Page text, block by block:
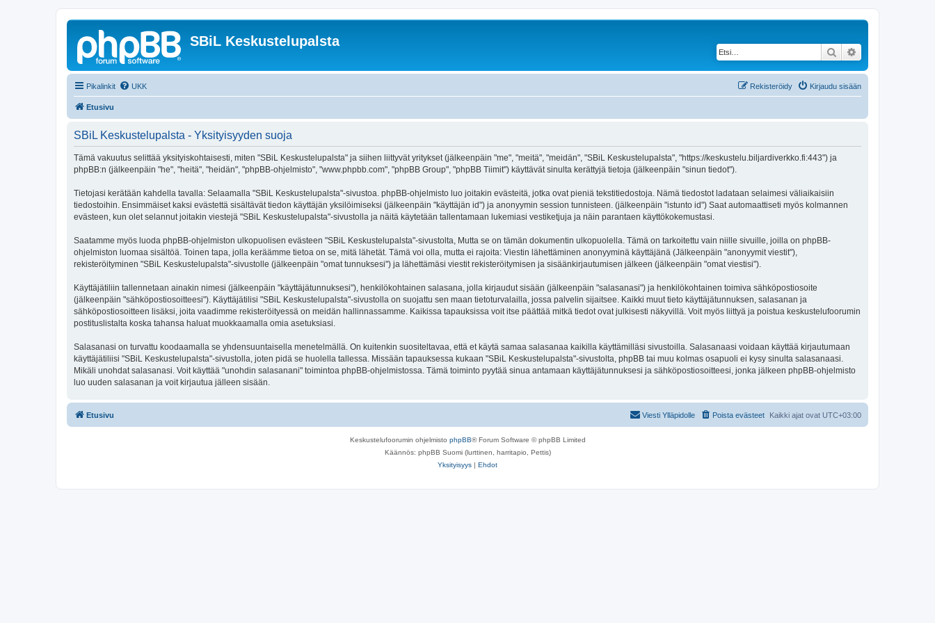
SBiL Keskustelupalsta
Etsi
Pikalinkit UKK Kirjaudu sisään
Rekisteröidy
Etusivu
SBiL Keskustelupalsta - Yksityisyyden suoja
Tämä vakuutus selittää yksityiskohtaisesti, miten "SBiL Keskustelupalsta" ja siihen liittyvät yritykset (jälkeenpäin "me", "meitä", "meidän", "SBiL Keskustelupalsta", "https://keskustelu.biljardiverkko.fi:443") ja
phpBB:n (jälkeenpäin "he", "heitä", "heidän", "phpBB-ohjelmisto", "www.phpbb.com", "phpBB Group", "phpBB Tiimit") käyttävät sinulta kerättyjä tietoja (jälkeenpäin "sinun tiedot").
Tietojasi kerätään kahdella tavalla: Selaamalla "SBiL Keskustelupalsta"-sivustoa. phpBB-ohjelmisto luo joitakin evästeitä, jotka ovat pieniä tekstitiedostoja. Nämä tiedostot ladataan selaimesi väliaikaisiin
tiedostoihin. Ensimmäiset kaksi evästettä sisältävät tiedon käyttäjän yksilöimiseksi (jälkeenpäin "käyttäjän id") ja anonyymin session tunnisteen. (jälkeenpäin "istunto id") Saat automaattiseti myös kolmannen
evästeen, kun olet selannut joitakin viestejä "SBiL Keskustelupalsta"-sivustolla ja näitä käytetään tallentamaan lukemiasi vestiketjuja ja näin parantaen käyttökokemustasi.
Saatamme myös luoda phpBB-ohjelmiston ulkopuolisen evästeen "SBiL Keskustelupalsta"-sivustolta, Mutta se on tämän dokumentin ulkopuolella. Tämä on tarkoitettu vain niille sivuille, joilla on phpBB-
ohjelmiston luomaa sisältöä. Toinen tapa, jolla keräämme tietoa on se, mitä lähetät. Tämä voi olla, mutta ei rajoita: Viestin lähettäminen anonyyminä käyttäjänä (Jälkeenpäin "anonyymit viestit"),
rekisteröityminen "SBiL Keskustelupalsta"-sivustolle (jälkeenpäin "omat tunnuksesi") ja lähettämäsi viestit rekisteröitymisen ja sisäänkirjautumisen jälkeen (jälkeenpäin "omat viestisi").
Käyttäjätiliin tallennetaan ainakin nimesi (jälkeenpäin "käyttäjätunnuksesi"), henkilökohtainen salasana, jolla kirjaudut sisään (jälkeenpäin "salasanasi") ja henkilökohtainen toimiva sähköpostiosoite
(jälkeenpäin "sähköpostiosoitteesi"). Käyttäjätilisi "SBiL Keskustelupalsta"-sivustolla on suojattu sen maan tietoturvalailla, jossa palvelin sijaitsee. Kaikki muut tieto käyttäjätunnuksen, salasanan ja
sähköpostiosoitteen lisäksi, joita vaadimme rekisteröityessä on meidän hallinnassamme. Kaikissa tapauksissa voit itse päättää mitkä tiedot ovat julkisesti näkyvillä. Voit myös liittyä ja poistua keskustelufoorumin
postituslistalta koska tahansa haluat muokkaamalla omia asetuksiasi.
Salasanasi on turvattu koodaamalla se yhdensuuntaisella menetelmällä. On kuitenkin suositeltavaa, että et käytä samaa salasanaa kaikilla käyttämilläsi sivustoilla. Salasanaasi voidaan käyttää kirjautumaan
käyttäjätiliisi "SBiL Keskustelupalsta"-sivustolla, joten pidä se huolella tallessa. Missään tapauksessa kukaan "SBiL Keskustelupalsta"-sivustolta, phpBB tai muu kolmas osapuoli ei kysy sinulta salasanaasi.
Mikäli unohdat salasanasi. Voit käyttää "unohdin salasanani" toimintoa phpBB-ohjelmistossa. Tämä toiminto pyytää sinua antamaan käyttäjätunnuksesi ja sähköpostiosoitteesi, jonka jälkeen phpBB-ohjelmisto
luo uuden salasanan ja voit kirjautua jälleen sisään.
Etusivu Kaikki ajat ovat UTC+03:00
Poista evästeet
Viesti Ylläpidolle
Keskustelufoorumin ohjelmisto phpBB® Forum Software © phpBB Limited
Käännös: phpBB Suomi (lurttinen, harritapio, Pettis)
Yksityisyys | Ehdot